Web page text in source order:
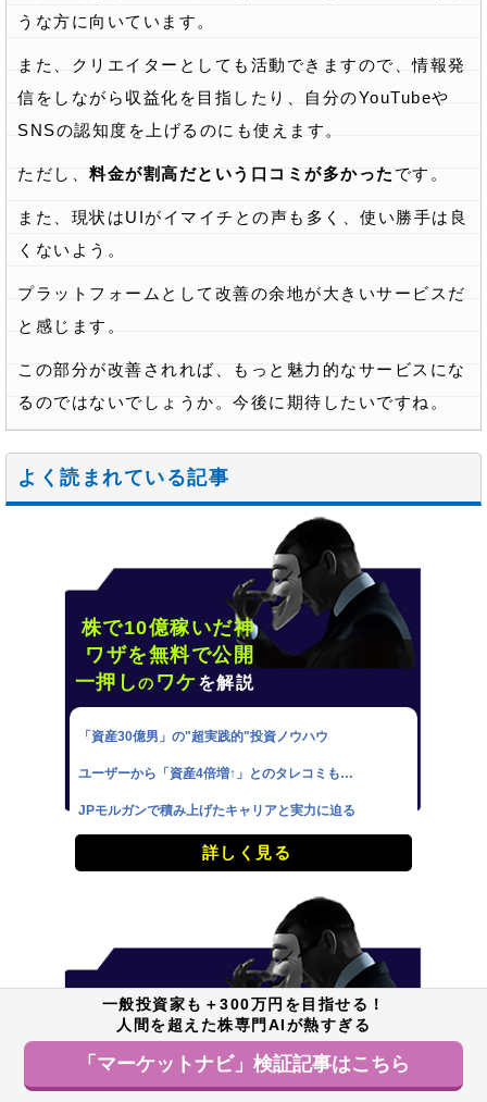
うな方に向いています。
また、クリエイターとしても活動できますので、情報発
信をしながら収益化を目指したり、自分のYouTubeや
SNSの認知度を上げるのにも使えます。
ただし、 料金が割高だという口コミが多かった です。
また、現状はUIがイマイチとの声も多く、使い勝手は良
くないよう。
プラットフォームとして改善の余地が大きいサービスだ
と感じます。
この部分が改善されれば、もっと魅力的なサービスにな
るのではないでしょうか。今後に期待したいですね。
よく読まれている記事
株で10億稼いだ神
ワザを無料で公開
一押しの ワケを解説
「資産30億男」の"超実践的"投資ノウハウ
ユーザーから「資産4倍増↑」とのタレコミも…
JPモルガンで積み上げたキャリアと実力に迫る
詳しく見る
凄腕投資アドバイ
ザー
一押しのワケを解説
一般投資家も＋300万円を目指せる！
人間を超えた株専門AIが熱すぎる
「マーケットナビ」検証記事はこちら